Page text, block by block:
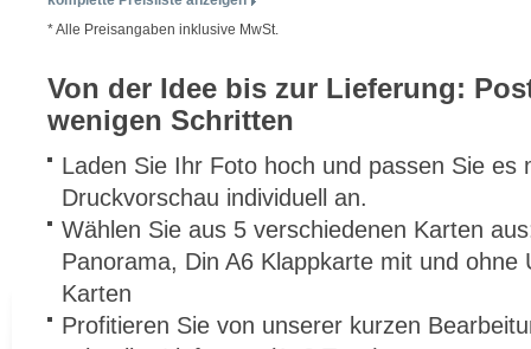
* Alle Preisangaben inklusive MwSt.
Von der Idee bis zur Lieferung:
wenigen Schritten
Laden Sie Ihr Foto hoch und passen Sie es
Druckvorschau individuell an.
Wählen Sie aus 5 verschiedenen Karten
Panorama, Din A6 Klappkarte mit und ohne
Karten
Profitieren Sie von unserer kurzen